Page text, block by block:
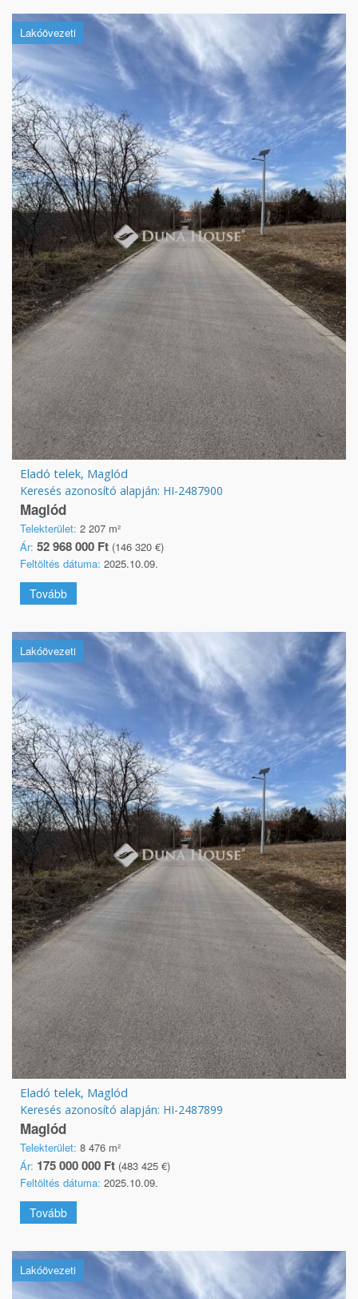
Lakóövezeti
Eladó telek, Maglód
Keresés azonosító alapján: HI-2487900
Maglód
Telekterület: 2 207 m²
Ár: 52 968 000 Ft (146 320 €)
Feltöltés dátuma: 2025.10.09.
Tovább
Lakóövezeti
Eladó telek, Maglód
Keresés azonosító alapján: HI-2487899
Maglód
Telekterület: 8 476 m²
Ár: 175 000 000 Ft (483 425 €)
Feltöltés dátuma: 2025.10.09.
Tovább
Lakóövezeti